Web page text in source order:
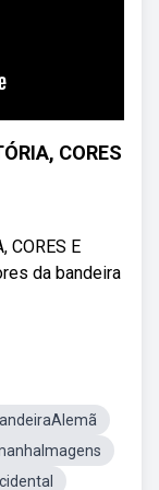
CORES
CORES E
da bandeira